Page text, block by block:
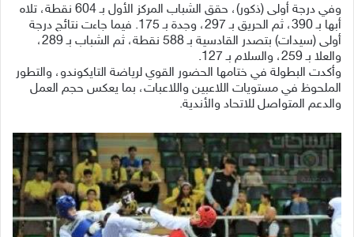
وفي درجة أولى (ذكور)، حقق الشباب المركز الأول بـ 604 نقطة، تلاه
أبها بـ 390، ثم الحريق بـ 297، وجدة بـ 175. فيما جاءت نتائج درجة
أولى (سيدات) بتصدر القادسية بـ 588 نقطة، ثم الشباب بـ 289،
والعلا بـ 259، والسلام بـ 127.
وأكدت البطولة في ختامها الحضور القوي لرياضة التايكوندو، والتطور
الملحوظ في مستويات اللاعبين واللاعبات، بما يعكس حجم العمل
والدعم المتواصل للاتحاد والأندية.